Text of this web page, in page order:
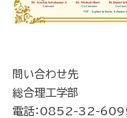
問い合わせ先
総合理工学部
電話：0852-32-